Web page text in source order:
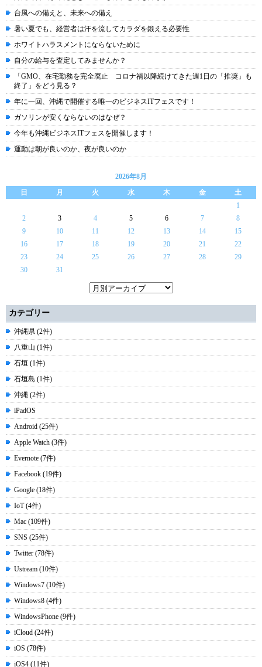
台風への備えと、未来への備え
暑い夏でも、経営者は汗を流してカラダを鍛える必要性
ホワイトハラスメントにならないために
自分の給与を査定してみませんか？
「GMO、在宅勤務を完全廃止 コロナ禍以降続けてきた週1日の「推奨」も
終了」をどう見る？
年に一回、沖縄で開催する唯一のビジネスITフェスです！
ガソリンが安くならないのはなぜ？
今年も沖縄ビジネスITフェスを開催します！
運動は朝が良いのか、夜が良いのか
2026年8月
日
月 火 水 木 金
土
1
2
3 4 5 6 7
8
9
10 11 12 13 14
15
16
17 18 19 20 21
22
23
24 25 26 27 28
29
30
31
カテゴリー
沖縄県 (2件)
八重山 (1件)
石垣 (1件)
石垣島 (1件)
沖縄 (2件)
iPadOS
Android (25件)
Apple Watch (3件)
Evernote (7件)
Facebook (19件)
Google (18件)
IoT (4件)
Mac (109件)
SNS (25件)
Twitter (78件)
Ustream (10件)
Windows7 (10件)
Windows8 (4件)
WindowsPhone (9件)
iCloud (24件)
iOS (78件)
iOS4 (11件)